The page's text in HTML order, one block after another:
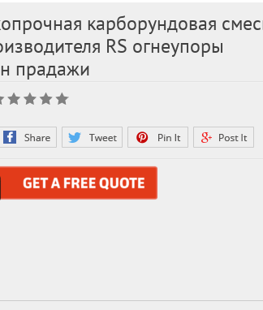
карборундовая
RS огнеупоры
прадажи